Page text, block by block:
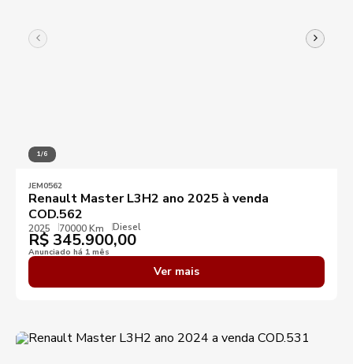
1/6
JEM0562
Renault Master L3H2 ano 2025 à venda
COD.562
2025 70000 Km Diesel
R$ 345.900,00
Anunciado há 1 mês
Ver mais